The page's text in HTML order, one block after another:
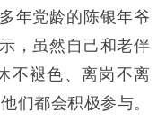
党龄的陈银年爷
，虽然自己和老伴
不褪色、离岗不离
们都会积极参与。